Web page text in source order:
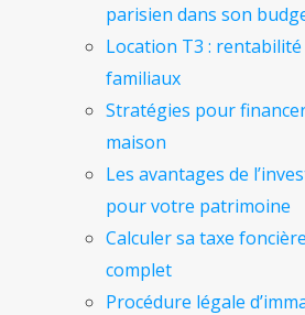
parisien dans son
Location T3 :
familiaux
Stratégies pour
maison
Les avantages de
pour votre patrimoine
Calculer sa taxe
complet
Procédure légale